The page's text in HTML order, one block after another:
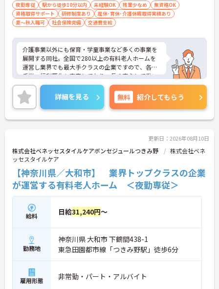
夜勤専従 駅から徒歩10分以内 未経験OK 残業少なめ
無資格OK
資格取得サポート
研修制度あり
産休･育休･介護休暇取得実績あり
夏～秋入職可
社会保険完備 交通費支給
介護事業以外にも保育・学童事業など多くの事業を
展開する同社。全国で280以上の有料老人ホームを
運営し業界でも最大手クラスの企業ですので、各種
手当、福利厚生も充実しており、長く安心して働い
ていただける環境です。ご興味ある方には、面接対
策ポイントなど、さらに詳細をお話しいたしますの
でお気軽にご相談ください。
詳細を見る 無料 紹介してもらう
更新日：2026年08月10日
株式会社ベネッセスタイルケアボンセジュールつきみ野
株式会社ベネ
ッセスタイルケア
【神奈川県／大和市】 業界トップクラスの企業
が運営する有料老人ホーム ＜夜勤専従＞
給料 日給31,240円～
勤務地
神奈川県 大和市 下鶴間438-1
東急田園都市線「つきみ野駅」徒歩6分
雇用形態 非常勤・パート・アルバイト